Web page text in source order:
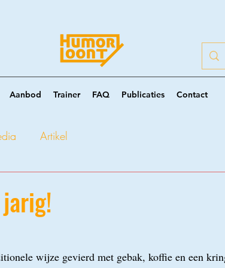
Aanbod Trainer FAQ Publicaties Contact
Artikel
wijze gevierd met gebak, koffie en een